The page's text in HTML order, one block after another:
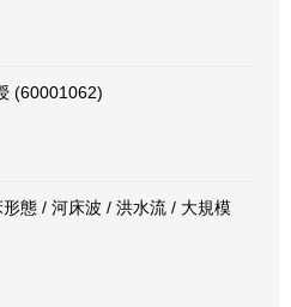
(60001062)
態 / 河床波 / 洪水流 / 大規模